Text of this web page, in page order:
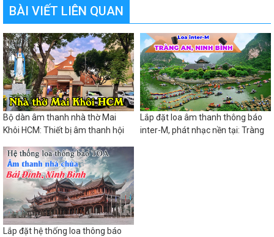
BÀI VIẾT LIÊN QUAN
Bộ dàn âm thanh nhà thờ Mai
Khôi HCM: Thiết bị âm thanh hội
Lắp đặt loa âm thanh thông báo
inter-M, phát nhạc nền tại: Tràng
Lắp đặt hệ thống loa thông báo